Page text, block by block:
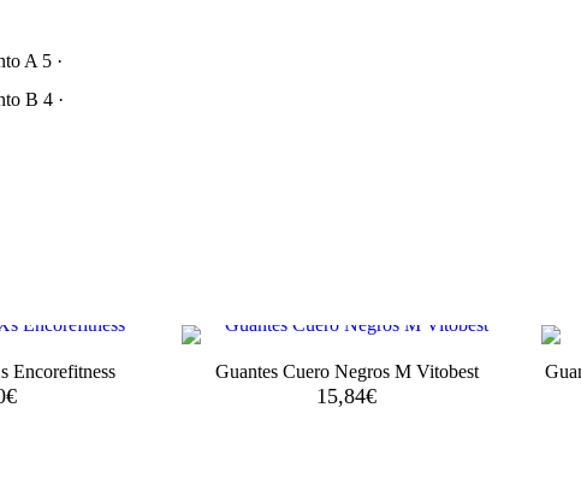
A 5 ·
B 4 ·
Encorefitness
€
Guantes Cuero Negros M Vitobest
15,84€